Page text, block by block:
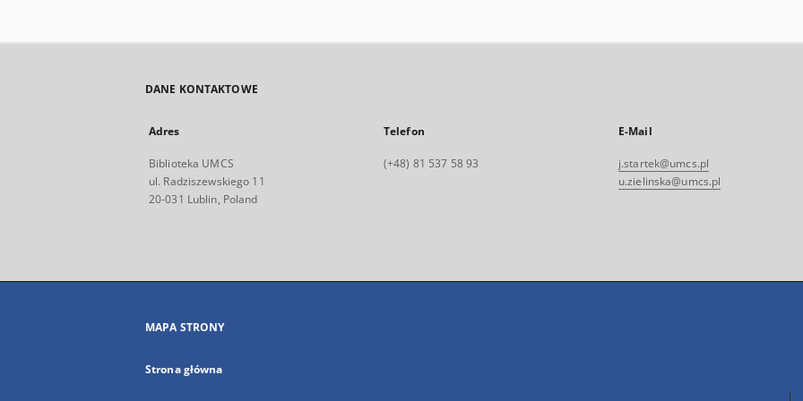
DANE KONTAKTOWE
Adres
Biblioteka UMCS
ul. Radziszewskiego 11
20-031 Lublin, Poland
Telefon
(+48) 81 537 58 93
E-Mail
j.startek@umcs.pl
u.zielinska@umcs.pl
MAPA STRONY
Strona główna